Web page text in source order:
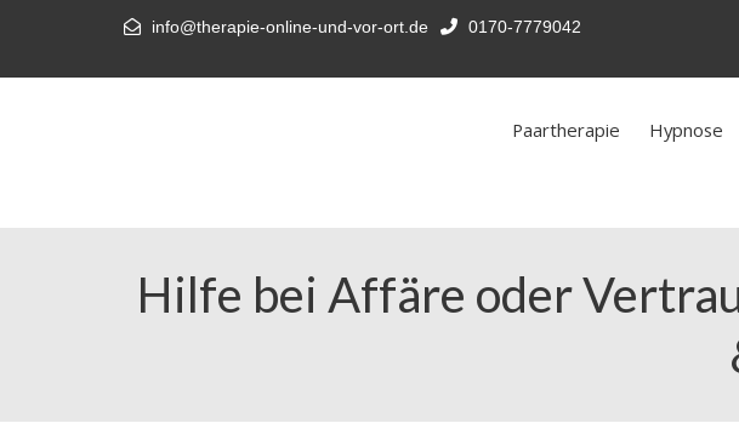
info@therapie-online-und-vor-ort.de 0170-7779042
Paartherapie Hypnose
Hilfe bei Affäre oder